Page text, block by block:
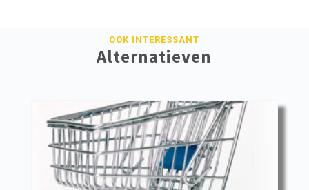
OOK INTERESSANT
Alternatieven